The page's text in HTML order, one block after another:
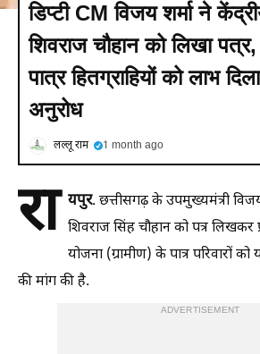
डिप्टी CM विजय शर्मा ने
शिवराज चौहान को लिखा
पात्र हितग्राहियों को लाभ
अनुरोध
लल्लू राम 1 month ago
रा यपुर. छत्तीसगढ़ के उपमुख्यमंत्री विजय
शिवराज सिंह चौहान को पत्र लिखकर
योजना (ग्रामीण) के पात्र परिवारों
की मांग की है.
ADVERTISEMENT